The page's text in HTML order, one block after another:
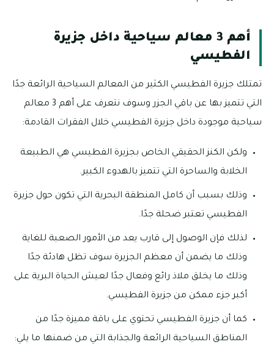
أهم 3 معالم سياحية داخل جزيرة
الفطيسي
تمتلك جزيرة الفطيسي الكثير من المعالم السياحية الرائعة جدًا
التي تتميز بها عن باقي الجزر وسوف نتعرف على أهم 3 معالم
سياحية موجودة داخل جزيرة الفطيسي خلال الفقرات القادمة:
ولكن الكنز الحقيقي الخاص بجزيرة الفطيسي هي الطبيعة
الخلابة والساحرة التي تتميز بالهدوء الكبير.
وذلك بسبب أن كامل المنطقة البحرية التي تكون حول جزيرة
الفطيسي تعتبر ضحلة جدًا.
لذلك فإن الوصول إلى قارب يعد من الأمور الصعبة للغاية
وذلك ما يضمن أن معظم الجزيرة سوف تظل هادئة جدًا
وذلك ما يخلق ملاذ رائع وفعال جدًا لعيش الحياة البرية على
أكبر جزء ممكن من جزيرة الفطيسي.
كما أن جزيرة الفطيسي تحتوي على باقة مميزة جدًا من
المناطق السياحية الرائعة والجذابة التي من ضمنها ما يلي: